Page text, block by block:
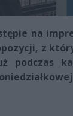
na
z
podczas